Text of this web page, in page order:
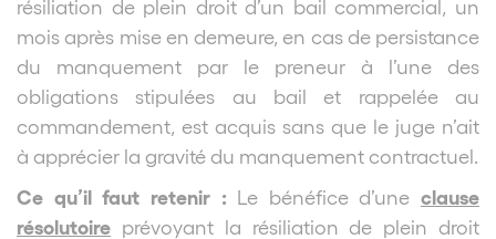
résiliation de plein droit d’un bail commercial, un
mois après mise en demeure, en cas de persistance
du manquement par le preneur à l’une des
obligations stipulées au bail et rappelée au
commandement, est acquis sans que le juge n’ait
à apprécier la gravité du manquement contractuel.
Ce qu’il faut retenir : Le bénéfice d’une clause
résolutoire prévoyant la résiliation de plein droit